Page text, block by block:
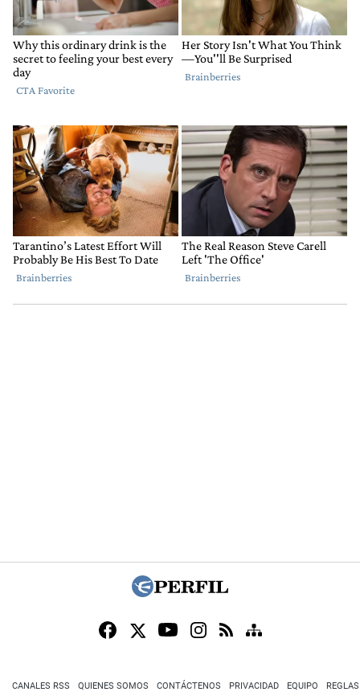
CANALES RSS QUIENES SOMOS CONTÁCTENOS PRIVACIDAD EQUIPO